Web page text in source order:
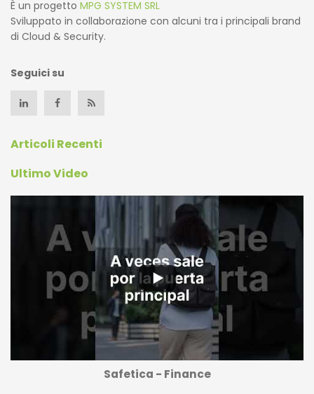
È un progetto MPG SYSTEM SRL
Sviluppato in collaborazione con alcuni tra i principali brand
di Cloud & Security.
Seguici su
Articoli Recenti
Ultimo Video
Safetica - Finance